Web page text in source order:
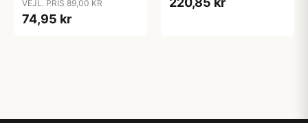
Guide
VEJL. PRIS 89,00 KR
74,95 kr